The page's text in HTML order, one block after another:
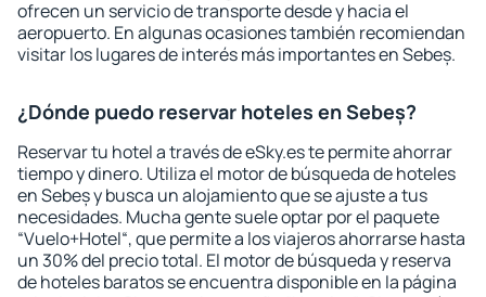
ofrecen un servicio de transporte desde y hacia el
aeropuerto. En algunas ocasiones también recomiendan
visitar los lugares de interés más importantes en Sebeș.
¿Dónde puedo reservar hoteles en Sebeș?
Reservar tu hotel a través de eSky.es te permite ahorrar
tiempo y dinero. Utiliza el motor de búsqueda de hoteles
en Sebeș y busca un alojamiento que se ajuste a tus
necesidades. Mucha gente suele optar por el paquete
“Vuelo+Hotel“, que permite a los viajeros ahorrarse hasta
un 30% del precio total. El motor de búsqueda y reserva
de hoteles baratos se encuentra disponible en la página